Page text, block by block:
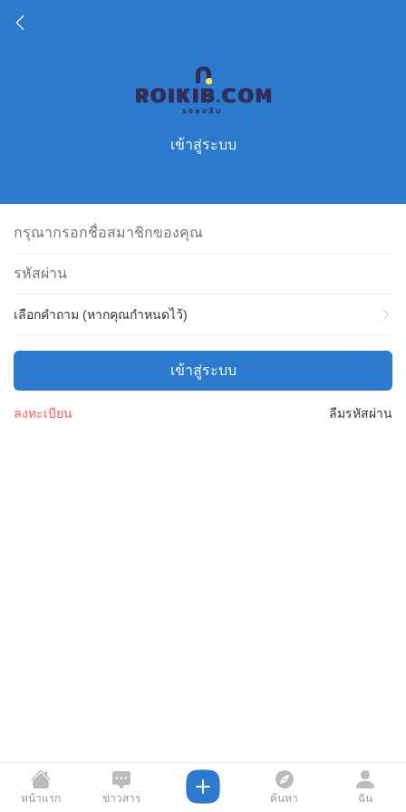
เข้าสู่ระบบ
เลือกคำถาม (หากคุณกำหนดไว้)
เข้าสู่ระบบ
ลืมรหัสผ่าน
ลงทะเบียน
หน้าแรก ข่าวสาร ค้นหา ฉัน